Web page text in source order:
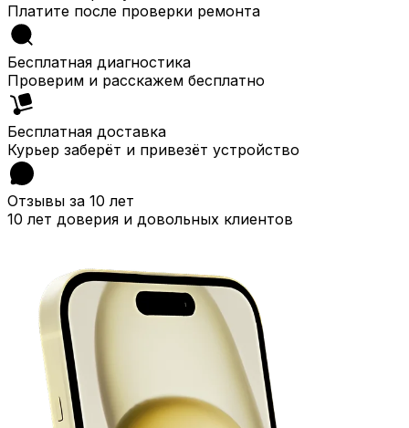
Платите после проверки ремонта
Бесплатная диагностика
Проверим и расскажем бесплатно
Бесплатная доставка
Курьер заберёт и привезёт устройство
Отзывы за 10 лет
10 лет доверия и довольных клиентов